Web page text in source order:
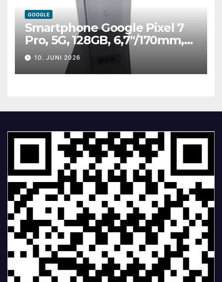
GOOGLE
Smartphone Google Pixel 7
Pro, 5G, 128GB, 6,7″/170mm,
weiß
10. JUNI 2026